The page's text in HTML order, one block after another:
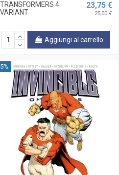
TRANSFORMERS 4
VARIANT
23,75 €
25,00 €
Aggiungi al carrello